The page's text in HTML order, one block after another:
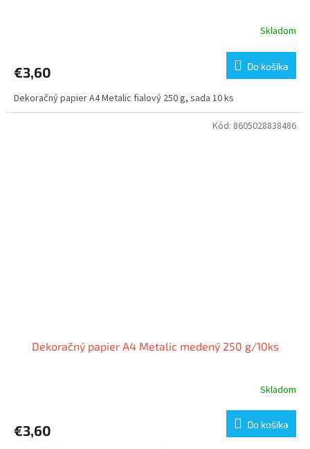
Skladom
€3,60 Do košíka
Dekoračný papier A4 Metalic fialový 250 g, sada 10 ks
Dekoračný papier A4 Metalic medený 250 g/10ks
Skladom
€3,60 Do košíka
Kód: 8605028838486